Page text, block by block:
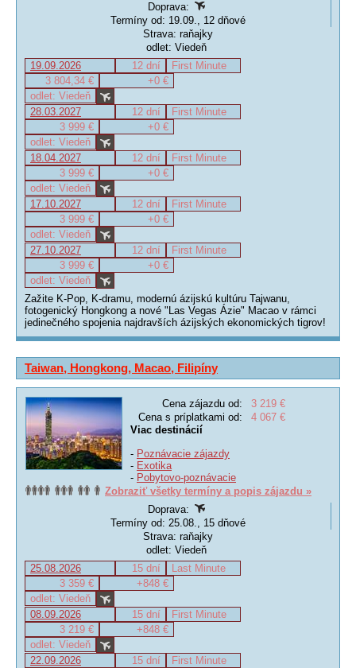
Doprava:
Termíny od: 19.09., 12 dňové
Strava: raňajky
odlet: Viedeň
19.09.2026
12 dní
First Minute
3 804,34 €
+0 €
odlet: Viedeň
28.03.2027
12 dní
First Minute
3 999 €
+0 €
odlet: Viedeň
18.04.2027
12 dní
First Minute
3 999 €
+0 €
odlet: Viedeň
17.10.2027
12 dní
First Minute
3 999 €
+0 €
odlet: Viedeň
27.10.2027
12 dní
First Minute
3 999 €
+0 €
odlet: Viedeň
Zažite K-Pop, K-dramu, modernú ázijskú kultúru Tajwanu,
fotogenický Hongkong a nové "Las Vegas Ázie" Macao v rámci
jedinečného spojenia najdravších ázijských ekonomických tigrov!
Taiwan, Hongkong, Macao, Filipíny
Cena zájazdu od:
3 219 €
Cena s príplatkami od:
4 067 €
Viac destinácií
- Poznávacie zájazdy
- Exotika
- Pobytovo-poznávacie
Zobraziť všetky termíny a popis zájazdu »
Doprava:
Termíny od: 25.08., 15 dňové
Strava: raňajky
odlet: Viedeň
25.08.2026
15 dní
Last Minute
3 359 €
+848 €
odlet: Viedeň
08.09.2026
15 dní
First Minute
3 219 €
+848 €
odlet: Viedeň
22.09.2026
15 dní
First Minute